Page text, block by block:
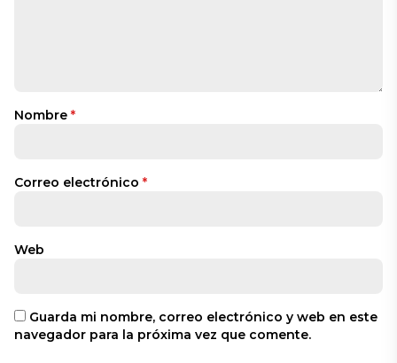
Nombre *
Correo electrónico *
Web
Guarda mi nombre, correo electrónico y web en este
navegador para la próxima vez que comente.